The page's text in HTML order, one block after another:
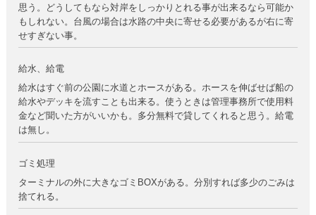
思う。どうしてもなら対岸をしっかりとれる事が出来るなら可能か
もしれない。台風の場合は水路の中央に寄せる必要があるが右に寄
せすぎない事。
給水、給電
給水はすぐ前の公園に水道とホースがある。ホースを伸ばせば船の
給水やデッキを流すことも出来る。使うときは管理事務所で使用料
金など聞いた方がいいかも。多分無料で貸してくれると思う。給電
は無し。
ゴミ処理
ターミナルの外に大きなゴミBOXがある。分別すれば多少のごみは
捨てれる。